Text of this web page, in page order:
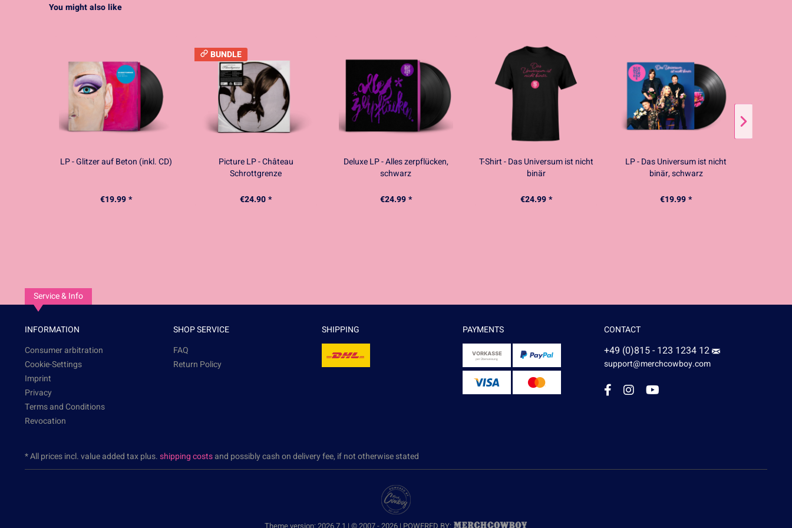
You might also like
LP - Glitzer auf Beton (inkl. CD)
€19.99 *
BUNDLE
Picture LP - Château
Schrottgrenze
€24.90 *
Deluxe LP - Alles zerpflücken,
schwarz
€24.99 *
T-Shirt - Das Universum ist nicht
binär
€24.99 *
LP - Das Universum ist nicht
binär, schwarz
€19.99 *
Service & Info
INFORMATION
Consumer arbitration
Cookie-Settings
Imprint
Privacy
Terms and Conditions
Revocation
SHOP SERVICE
FAQ
Return Policy
SHIPPING PAYMENTS CONTACT
+49 (0)815 - 123 1234 12
support@merchcowboy.com
* All prices incl. value added tax plus.shipping costsand possibly cash on delivery fee, if not otherwise stated